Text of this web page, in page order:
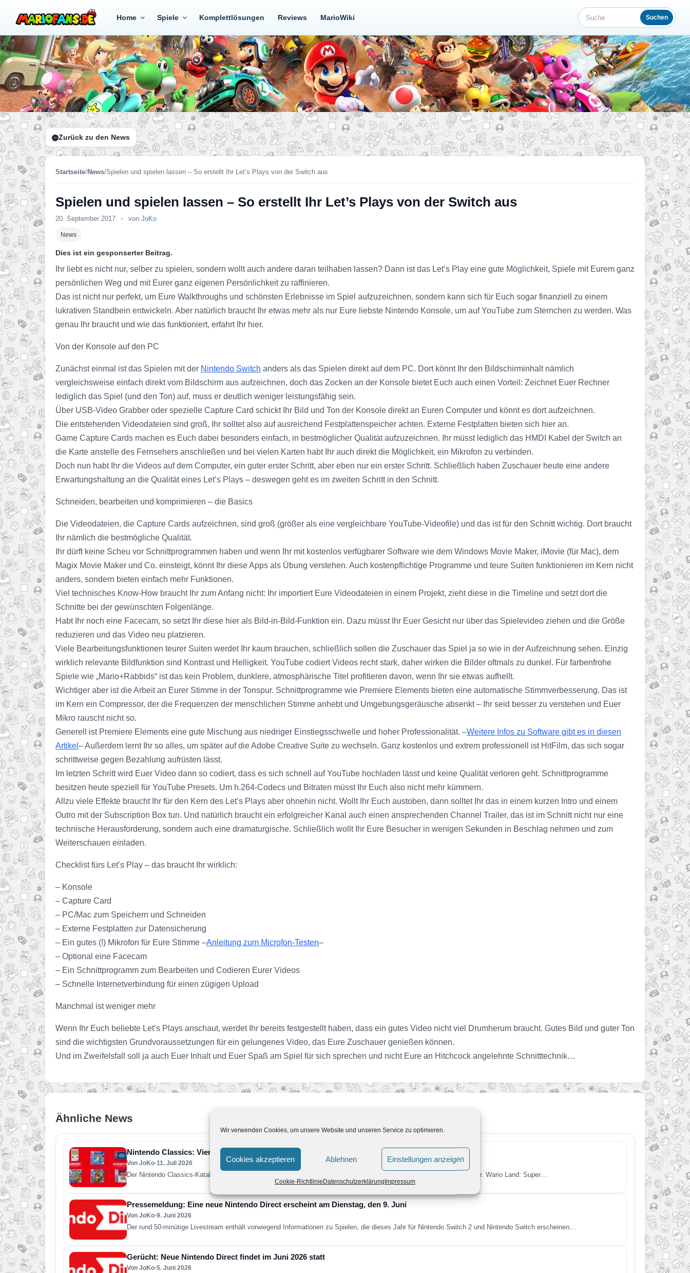
Wir verwenden Cookies, um unsere Website und unseren Service zu optimieren.
Cookies akzeptieren Ablehnen Einstellungen anzeigen
Cookie-RichtlinieDatenschutzerklärungImpressum
Home Spiele Komplettlösungen Reviews MarioWiki Suche Suchen
Zurück zu den News
Startseite/News/Spielen und spielen lassen – So erstellt Ihr Let’s Plays von der Switch aus
Spielen und spielen lassen – So erstellt Ihr Let’s Plays von der Switch aus
20. September 2017 • von JoKo
News
Dies ist ein gesponserter Beitrag.
Ihr liebt es nicht nur, selber zu spielen, sondern wollt auch andere daran teilhaben lassen? Dann ist das Let’s Play eine gute Möglichkeit, Spiele mit Eurem ganz
persönlichen Weg und mit Eurer ganz eigenen Persönlichkeit zu raffinieren.
Das ist nicht nur perfekt, um Eure Walkthroughs und schönsten Erlebnisse im Spiel aufzuzeichnen, sondern kann sich für Euch sogar finanziell zu einem
lukrativen Standbein entwickeln. Aber natürlich braucht Ihr etwas mehr als nur Eure liebste Nintendo Konsole, um auf YouTube zum Sternchen zu werden. Was
genau Ihr braucht und wie das funktioniert, erfahrt Ihr hier.
Von der Konsole auf den PC
Zunächst einmal ist das Spielen mit der Nintendo Switch anders als das Spielen direkt auf dem PC. Dort könnt Ihr den Bildschirminhalt nämlich
vergleichsweise einfach direkt vom Bildschirm aus aufzeichnen, doch das Zocken an der Konsole bietet Euch auch einen Vorteil: Zeichnet Euer Rechner
lediglich das Spiel (und den Ton) auf, muss er deutlich weniger leistungsfähig sein.
Über USB-Video Grabber oder spezielle Capture Card schickt Ihr Bild und Ton der Konsole direkt an Euren Computer und könnt es dort aufzeichnen.
Die entstehenden Videodateien sind groß, Ihr solltet also auf ausreichend Festplattenspeicher achten. Externe Festplatten bieten sich hier an.
Game Capture Cards machen es Euch dabei besonders einfach, in bestmöglicher Qualität aufzuzeichnen. Ihr müsst lediglich das HMDI Kabel der Switch an
die Karte anstelle des Fernsehers anschließen und bei vielen Karten habt Ihr auch direkt die Möglichkeit, ein Mikrofon zu verbinden.
Doch nun habt Ihr die Videos auf dem Computer, ein guter erster Schritt, aber eben nur ein erster Schritt. Schließlich haben Zuschauer heute eine andere
Erwartungshaltung an die Qualität eines Let’s Plays – deswegen geht es im zweiten Schritt in den Schnitt.
Schneiden, bearbeiten und komprimieren – die Basics
Die Videodateien, die Capture Cards aufzeichnen, sind groß (größer als eine vergleichbare YouTube-Videofile) und das ist für den Schnitt wichtig. Dort braucht
Ihr nämlich die bestmögliche Qualität.
Ihr dürft keine Scheu vor Schnittprogrammen haben und wenn Ihr mit kostenlos verfügbarer Software wie dem Windows Movie Maker, iMovie (für Mac), dem
Magix Movie Maker und Co. einsteigt, könnt Ihr diese Apps als Übung verstehen. Auch kostenpflichtige Programme und teure Suiten funktionieren im Kern nicht
anders, sondern bieten einfach mehr Funktionen.
Viel technisches Know-How braucht Ihr zum Anfang nicht: Ihr importiert Eure Videodateien in einem Projekt, zieht diese in die Timeline und setzt dort die
Schnitte bei der gewünschten Folgenlänge.
Habt Ihr noch eine Facecam, so setzt Ihr diese hier als Bild-in-Bild-Funktion ein. Dazu müsst Ihr Euer Gesicht nur über das Spielevideo ziehen und die Größe
reduzieren und das Video neu platzieren.
Viele Bearbeitungsfunktionen teurer Suiten werdet Ihr kaum brauchen, schließlich sollen die Zuschauer das Spiel ja so wie in der Aufzeichnung sehen. Einzig
wirklich relevante Bildfunktion sind Kontrast und Helligkeit. YouTube codiert Videos recht stark, daher wirken die Bilder oftmals zu dunkel. Für farbenfrohe
Spiele wie „Mario+Rabbids“ ist das kein Problem, dunklere, atmosphärische Titel profitieren davon, wenn Ihr sie etwas aufhellt.
Wichtiger aber ist die Arbeit an Eurer Stimme in der Tonspur. Schnittprogramme wie Premiere Elements bieten eine automatische Stimmverbesserung. Das ist
im Kern ein Compressor, der die Frequenzen der menschlichen Stimme anhebt und Umgebungsgeräusche absenkt – Ihr seid besser zu verstehen und Euer
Mikro rauscht nicht so.
Generell ist Premiere Elements eine gute Mischung aus niedriger Einstiegsschwelle und hoher Professionalität. –Weitere Infos zu Software gibt es in diesen
Artikel – Außerdem lernt Ihr so alles, um später auf die Adobe Creative Suite zu wechseln. Ganz kostenlos und extrem professionell ist HitFilm, das sich sogar
schrittweise gegen Bezahlung aufrüsten lässt.
Im letzten Schritt wird Euer Video dann so codiert, dass es sich schnell auf YouTube hochladen lässt und keine Qualität verloren geht. Schnittprogramme
besitzen heute speziell für YouTube Presets. Um h.264-Codecs und Bitraten müsst Ihr Euch also nicht mehr kümmern.
Allzu viele Effekte braucht Ihr für den Kern des Let’s Plays aber ohnehin nicht. Wollt Ihr Euch austoben, dann solltet Ihr das in einem kurzen Intro und einem
Outro mit der Subscription Box tun. Und natürlich braucht ein erfolgreicher Kanal auch einen ansprechenden Channel Trailer, das ist im Schnitt nicht nur eine
technische Herausforderung, sondern auch eine dramaturgische. Schließlich wollt Ihr Eure Besucher in wenigen Sekunden in Beschlag nehmen und zum
Weiterschauen einladen.
Checklist fürs Let’s Play – das braucht Ihr wirklich:
– Konsole
– Capture Card
– PC/Mac zum Speichern und Schneiden
– Externe Festplatten zur Datensicherung
– Ein gutes (!) Mikrofon für Eure Stimme –Anleitung zum Microfon-Testen–
– Optional eine Facecam
– Ein Schnittprogramm zum Bearbeiten und Codieren Eurer Videos
– Schnelle Internetverbindung für einen zügigen Upload
Manchmal ist weniger mehr
Wenn Ihr Euch beliebte Let’s Plays anschaut, werdet Ihr bereits festgestellt haben, dass ein gutes Video nicht viel Drumherum braucht. Gutes Bild und guter Ton
sind die wichtigsten Grundvoraussetzungen für ein gelungenes Video, das Eure Zuschauer genießen können.
Und im Zweifelsfall soll ja auch Euer Inhalt und Euer Spaß am Spiel für sich sprechen und nicht Eure an Hitchcock angelehnte Schnitttechnik…
Ähnliche News
Nintendo Classics: Vier neue Retro-Spiele ab sofort verfügbar – Wario Land kehrt zurück
Von JoKo•11. Juli 2026
Der Nintendo Classics-Katalog wurde um vier weitere Retro-Klassiker erweitert. Neu verfügbar sind die folgenden Spiele: Wario Land: Super…
Pressemeldung: Eine neue Nintendo Direct erscheint am Dienstag, den 9. Juni
Von JoKo•9. Juni 2026
Der rund 50-minütige Livestream enthält vorwiegend Informationen zu Spielen, die dieses Jahr für Nintendo Switch 2 und Nintendo Switch erscheinen…
Gerücht: Neue Nintendo Direct findet im Juni 2026 statt
Von JoKo•5. Juni 2026